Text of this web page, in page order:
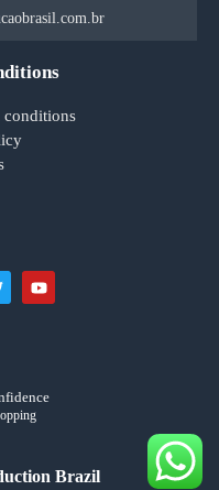
conditions
Brazil